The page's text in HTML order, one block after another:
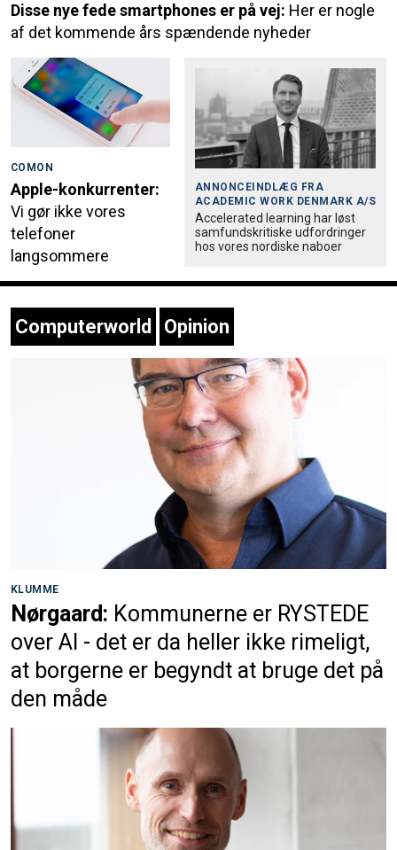
Disse nye fede smartphones er på vej: Her er nogle
af det kommende års spændende nyheder
COMON
Apple-konkurrenter:
Vi gør ikke vores
telefoner
langsommere
ANNONCEINDLÆG FRA
ACADEMIC WORK DENMARK A/S
Accele­rated learning har løst
samfund­skri­tiske udfordringer
hos vores nordiske naboer
Computerworld Opinion
KLUMME
Nørgaard: Kommunerne er RYSTEDE
over AI - det er da heller ikke rimeligt,
at borgerne er begyndt at bruge det på
den måde